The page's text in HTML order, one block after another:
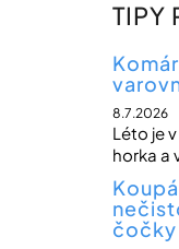
TIPY
8.7.2026
Léto je
horka a
čočky